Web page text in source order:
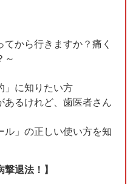
から行きますか？痛く
～
」に知りたい方
あるけれど、歯医者さん
ル」の正しい使い方を知
退法！】